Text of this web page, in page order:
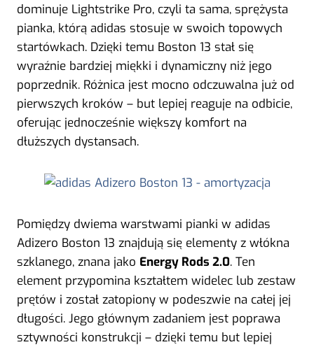
dominuje Lightstrike Pro, czyli ta sama, sprężysta
pianka, którą adidas stosuje w swoich topowych
startówkach. Dzięki temu Boston 13 stał się
wyraźnie bardziej miękki i dynamiczny niż jego
poprzednik. Różnica jest mocno odczuwalna już od
pierwszych kroków – but lepiej reaguje na odbicie,
oferując jednocześnie większy komfort na
dłuższych dystansach.
Pomiędzy dwiema warstwami pianki w adidas
Adizero Boston 13 znajdują się elementy z włókna
szklanego, znana jako Energy Rods 2.0. Ten
element przypomina kształtem widelec lub zestaw
prętów i został zatopiony w podeszwie na całej jej
długości. Jego głównym zadaniem jest poprawa
sztywności konstrukcji – dzięki temu but lepiej